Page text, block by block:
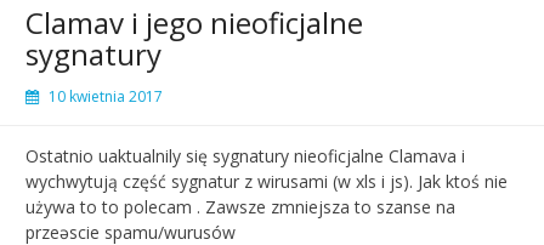
Clamav i jego nieoficjalne
sygnatury
10 kwietnia 2017
Ostatnio uaktualnily się sygnatury nieoficjalne Clamava i
wychwytują część sygnatur z wirusami (w xls i js). Jak ktoś nie
używa to to polecam . Zawsze zmniejsza to szanse na
przeəscie spamu/wurusów